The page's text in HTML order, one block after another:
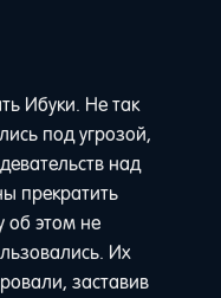
Ибуки. Не так
под угрозой,
над
прекратить
об этом не
Их
заставив